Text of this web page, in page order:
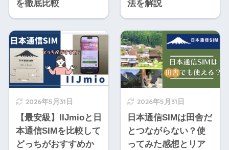
を徹底比較
法を解説
2026年5月31日
【最安級】IIJmioと日
本通信SIMを比較して
どっちがおすすめか
2026年5月31日
日本通信SIMは田舎だ
とつながらない？使
ってみた感想とリア